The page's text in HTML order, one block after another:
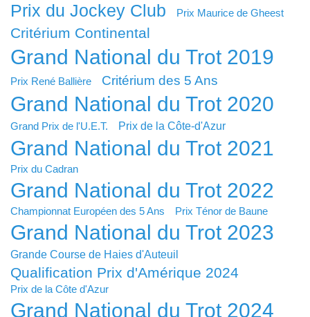
Prix du Jockey Club Prix Maurice de Gheest
Critérium Continental
Grand National du Trot 2019
Prix René Ballière Critérium des 5 Ans
Grand National du Trot 2020
Grand Prix de l'U.E.T. Prix de la Côte-d'Azur
Grand National du Trot 2021
Prix du Cadran
Grand National du Trot 2022
Championnat Européen des 5 Ans Prix Ténor de Baune
Grand National du Trot 2023
Grande Course de Haies d'Auteuil
Qualification Prix d'Amérique 2024
Prix de la Côte d'Azur
Grand National du Trot 2024